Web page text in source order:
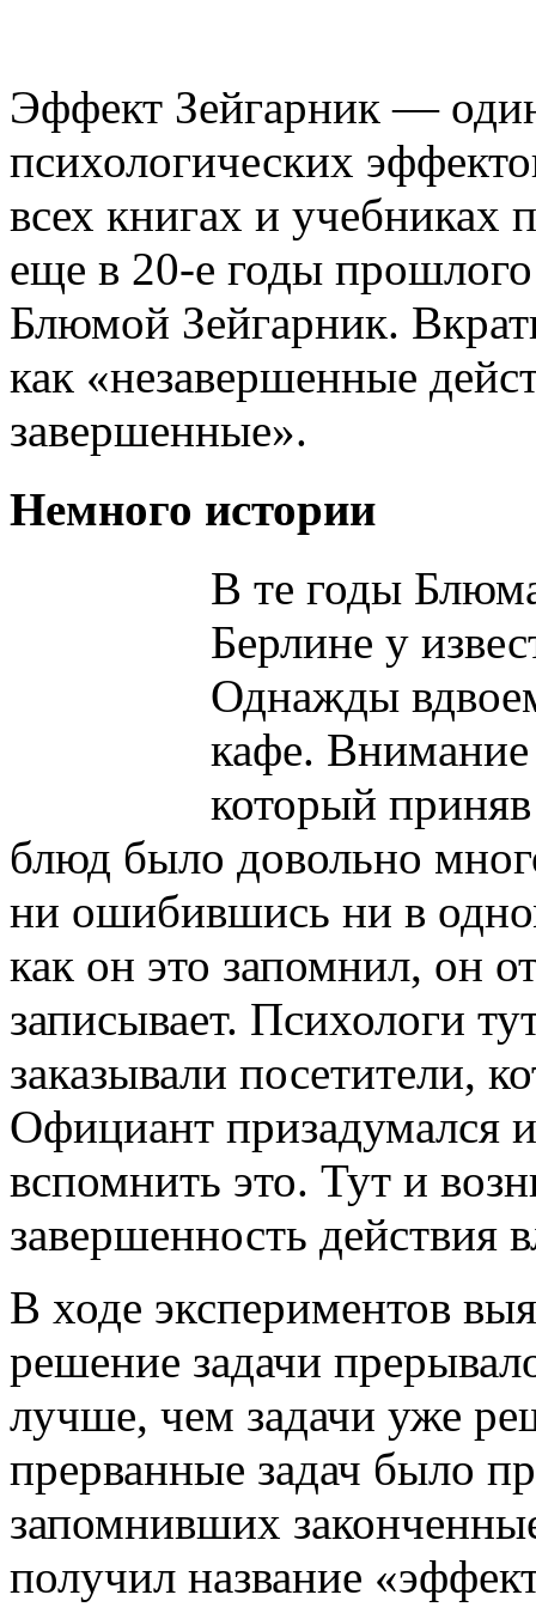
Эффект Зейгарник —
психологических
всех книгах и учебниках
еще в 20-е годы
Блюмой Зейгарник.
как «незавершенные
завершенные».
Немного истории
В те годы
Берлине у
Однажды
кафе.
который приняв
блюд было довольно
ни ошибившись ни в
как он это запомнил, он
записывает. Психологи
заказывали посетители,
Официант призадумался
вспомнить это. Тут и
завершенность действия
В ходе экспериментов
решение задачи
лучше, чем задачи уже
прерванные задач было
запомнивших
получил название